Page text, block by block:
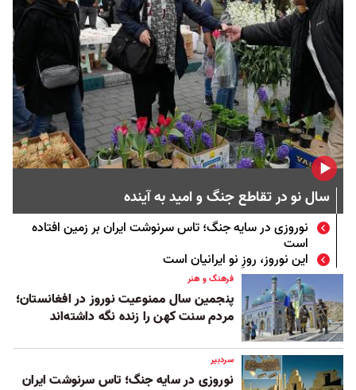
سال نو در تقاطع جنگ و امید به آینده
نوروزی در سایه جنگ؛ تاس سرنوشت ایران بر زمین افتاده
است
این نوروز، روزِ نو ایرانیان است
فرهنگ و هنر
پنجمین سال ممنوعیت نوروز در افغانستان؛
مردم سنت کهن را زنده نگه داشته‌اند
سردبیر
نوروزی در سایه جنگ؛ تاس سرنوشت ایران